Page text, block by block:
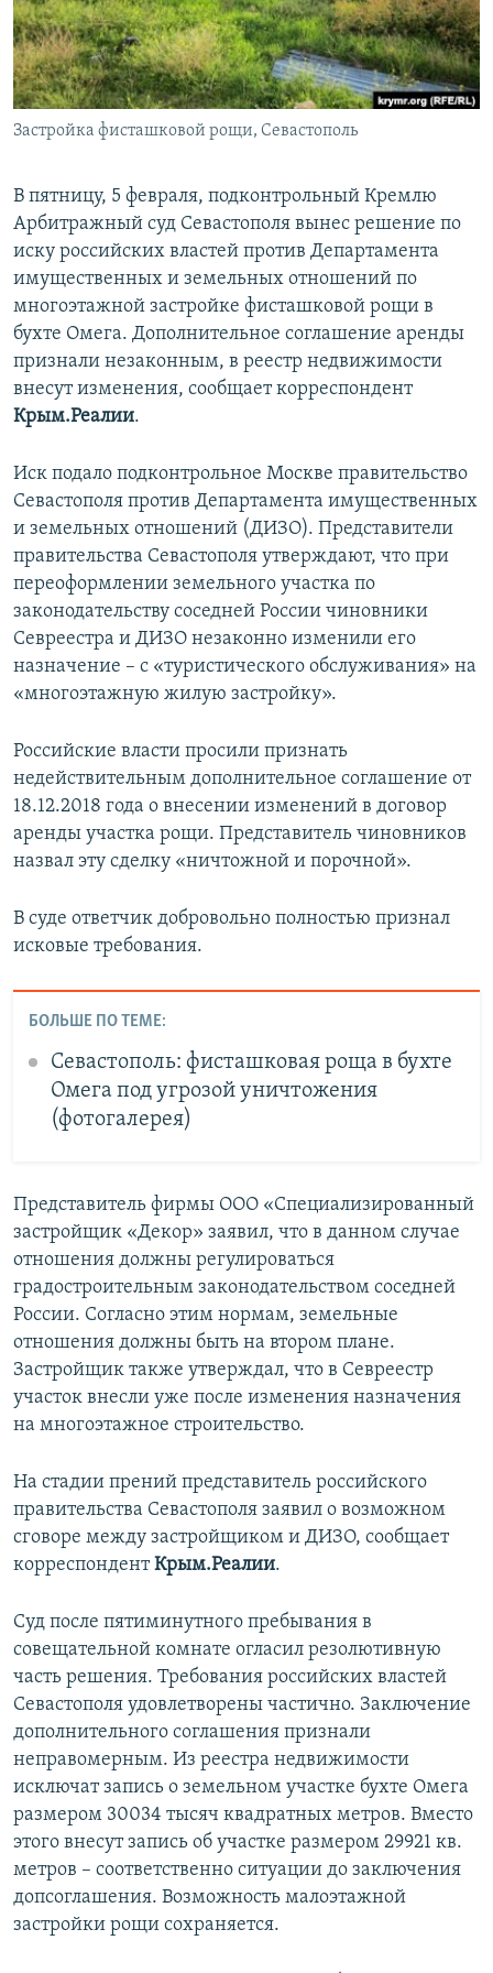
ПОБЕДИТЕЛЕЙ НЕ СУДЯТ?
КРЫМ.НЕПОКОРЕННЫЙ
ELIFBE
УКРАИНСКАЯ ПРОБЛЕМА КРЫМА
ПРИСОЕДИНЯЙТЕСЬ!
Застройка фисташковой рощи, Севастополь
В пятницу, 5 февраля, подконтрольный Кремлю
Арбитражный суд Севастополя вынес решение по
иску российских властей против Департамента
имущественных и земельных отношений по
многоэтажной застройке фисташковой рощи в
бухте Омега. Дополнительное соглашение аренды
признали незаконным, в реестр недвижимости
внесут изменения, сообщает корреспондент
Крым.Реалии.
Иск подало подконтрольное Москве правительство
Севастополя против Департамента имущественных
и земельных отношений (ДИЗО). Представители
правительства Севастополя утверждают, что при
переоформлении земельного участка по
законодательству соседней России чиновники
Севреестра и ДИЗО незаконно изменили его
назначение – с «туристического обслуживания» на
«многоэтажную жилую застройку».
Российские власти просили признать
недействительным дополнительное соглашение от
18.12.2018 года о внесении изменений в договор
аренды участка рощи. Представитель чиновников
назвал эту сделку «ничтожной и порочной».
В суде ответчик добровольно полностью признал
исковые требования.
БОЛЬШЕ ПО ТЕМЕ:
Севастополь: фисташковая роща в бухте
Омега под угрозой уничтожения
(фотогалерея)
Представитель фирмы ООО «Специализированный
застройщик «Декор» заявил, что в данном случае
отношения должны регулироваться
градостроительным законодательством соседней
России. Согласно этим нормам, земельные
отношения должны быть на втором плане.
Застройщик также утверждал, что в Севреестр
участок внесли уже после изменения назначения
на многоэтажное строительство.
На стадии прений представитель российского
правительства Севастополя заявил о возможном
сговоре между застройщиком и ДИЗО, сообщает
корреспондентКрым.Реалии.
Суд после пятиминутного пребывания в
совещательной комнате огласил резолютивную
часть решения. Требования российских властей
Севастополя удовлетворены частично. Заключение
дополнительного соглашения признали
неправомерным. Из реестра недвижимости
исключат запись о земельном участке бухте Омега
размером 30034 тысяч квадратных метров. Вместо
этого внесут запись об участке размером 29921 кв.
метров – соответственно ситуации до заключения
допсоглашения. Возможность малоэтажной
застройки рощи сохраняется.